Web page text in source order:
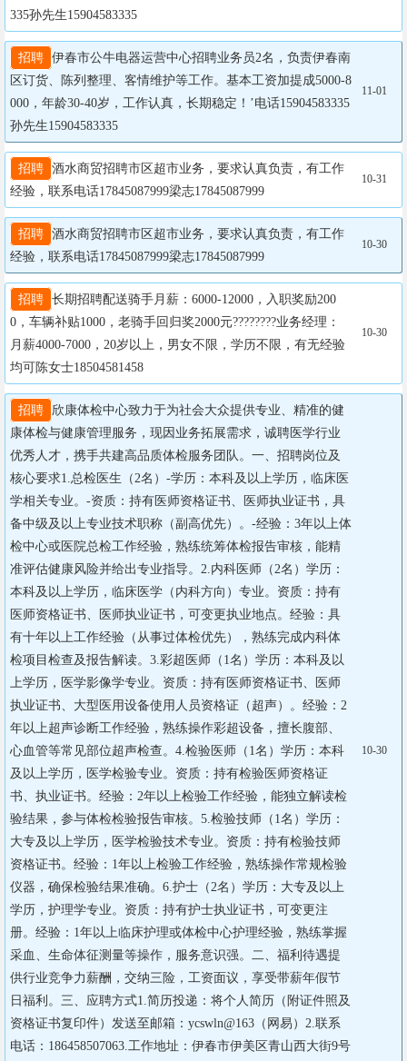
335孙先生15904583335
招聘 伊春市公牛电器运营中心招聘业务员2名，负责伊春南
区订货、陈列整理、客情维护等工作。基本工资加提成5000-8
000，年龄30-40岁，工作认真，长期稳定！’电话15904583335
孙先生15904583335
11-01
招聘 酒水商贸招聘市区超市业务，要求认真负责，有工作
经验，联系电话17845087999梁志17845087999
10-31
招聘 酒水商贸招聘市区超市业务，要求认真负责，有工作
经验，联系电话17845087999梁志17845087999
10-30
招聘 长期招聘配送骑手月薪：6000-12000，入职奖励200
0，车辆补贴1000，老骑手回归奖2000元????????业务经理：
月薪4000-7000，20岁以上，男女不限，学历不限，有无经验
均可陈女士18504581458
10-30
招聘
欣康体检中心致力于为社会大众提供专业、精准的健
康体检与健康管理服务，现因业务拓展需求，诚聘医学行业
优秀人才，携手共建高品质体检服务团队。一、招聘岗位及
核心要求1.总检医生（2名）-学历：本科及以上学历，临床医
学相关专业。-资质：持有医师资格证书、医师执业证书，具
备中级及以上专业技术职称（副高优先）。-经验：3年以上体
检中心或医院总检工作经验，熟练统筹体检报告审核，能精
准评估健康风险并给出专业指导。2.内科医师（2名）学历：
本科及以上学历，临床医学（内科方向）专业。资质：持有
医师资格证书、医师执业证书，可变更执业地点。经验：具
有十年以上工作经验（从事过体检优先），熟练完成内科体
检项目检查及报告解读。3.彩超医师（1名）学历：本科及以
上学历，医学影像学专业。资质：持有医师资格证书、医师
执业证书、大型医用设备使用人员资格证（超声）。经验：2
年以上超声诊断工作经验，熟练操作彩超设备，擅长腹部、
心血管等常见部位超声检查。4.检验医师（1名）学历：本科
及以上学历，医学检验专业。资质：持有检验医师资格证
书、执业证书。经验：2年以上检验工作经验，能独立解读检
验结果，参与体检检验报告审核。5.检验技师（1名）学历：
大专及以上学历，医学检验技术专业。资质：持有检验技师
资格证书。经验：1年以上检验工作经验，熟练操作常规检验
仪器，确保检验结果准确。6.护士（2名）学历：大专及以上
学历，护理学专业。资质：持有护士执业证书，可变更注
册。经验：1年以上临床护理或体检中心护理经验，熟练掌握
采血、生命体征测量等操作，服务意识强。二、福利待遇提
供行业竞争力薪酬，交纳三险，工资面议，享受带薪年假节
日福利。三、应聘方式1.简历投递：将个人简历（附证件照及
资格证书复印件）发送至邮箱：ycswln@163（网易）2.联系
电话：186458507063.工作地址：伊春市伊美区青山西大街9号
10-30